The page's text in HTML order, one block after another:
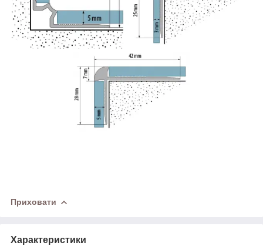
Приховати
Характеристики